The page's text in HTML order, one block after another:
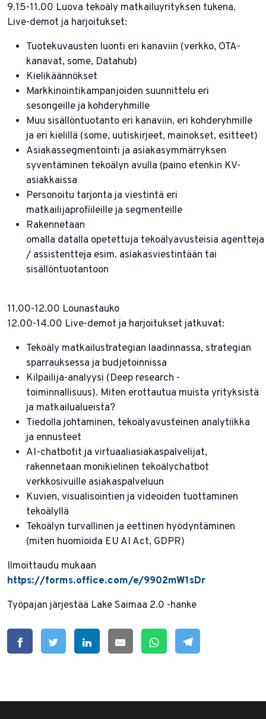
9.15-11.00 Luova tekoäly matkailuyrityksen tukena.
Live-demot ja harjoitukset:
Tuotekuvausten luonti eri kanaviin (verkko, OTA-
kanavat, some, Datahub)
Kielikäännökset
Markkinointikampanjoiden suunnittelu eri
sesongeille ja kohderyhmille
Muu sisällöntuotanto eri kanaviin, eri kohderyhmille
ja eri kielillä (some, uutiskirjeet, mainokset, esitteet)
Asiakassegmentointi ja asiakasymmärryksen
syventäminen tekoälyn avulla (paino etenkin KV-
asiakkaissa
Personoitu tarjonta ja viestintä eri
matkailijaprofiileille ja segmenteille
Rakennetaan
omalla datalla opetettuja tekoälyavusteisia agentteja
/ assistentteja esim. asiakasviestintään tai
sisällöntuotantoon
11.00-12.00 Lounastauko
12.00-14.00 Live-demot ja harjoitukset jatkuvat:
Tekoäly matkailustrategian laadinnassa, strategian
sparrauksessa ja budjetoinnissa
Kilpailija-analyysi (Deep research -
toiminnallisuus). Miten erottautua muista yrityksistä
ja matkailualueista?
Tiedolla johtaminen, tekoälyavusteinen analytiikka
ja ennusteet
AI-chatbotit ja virtuaaliasiakaspalvelijat,
rakennetaan monikielinen tekoälychatbot
verkkosivuille asiakaspalveluun
Kuvien, visualisointien ja videoiden tuottaminen
tekoälyllä
Tekoälyn turvallinen ja eettinen hyödyntäminen
(miten huomioida EU AI Act, GDPR)
Ilmoittaudu mukaan
https://forms.office.com/e/9902mW1sDr
Työpajan järjestää Lake Saimaa 2.0 -hanke